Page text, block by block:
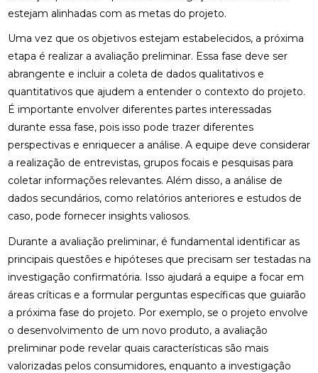
estejam alinhadas com as metas do projeto.
Uma vez que os objetivos estejam estabelecidos, a próxima
etapa é realizar a avaliação preliminar. Essa fase deve ser
abrangente e incluir a coleta de dados qualitativos e
quantitativos que ajudem a entender o contexto do projeto.
É importante envolver diferentes partes interessadas
durante essa fase, pois isso pode trazer diferentes
perspectivas e enriquecer a análise. A equipe deve considerar
a realização de entrevistas, grupos focais e pesquisas para
coletar informações relevantes. Além disso, a análise de
dados secundários, como relatórios anteriores e estudos de
caso, pode fornecer insights valiosos.
Durante a avaliação preliminar, é fundamental identificar as
principais questões e hipóteses que precisam ser testadas na
investigação confirmatória. Isso ajudará a equipe a focar em
áreas críticas e a formular perguntas específicas que guiarão
a próxima fase do projeto. Por exemplo, se o projeto envolve
o desenvolvimento de um novo produto, a avaliação
preliminar pode revelar quais características são mais
valorizadas pelos consumidores, enquanto a investigação